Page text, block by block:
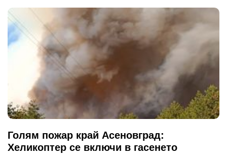
Голям пожар край Асеновград:
Хеликоптер се включи в гасенето